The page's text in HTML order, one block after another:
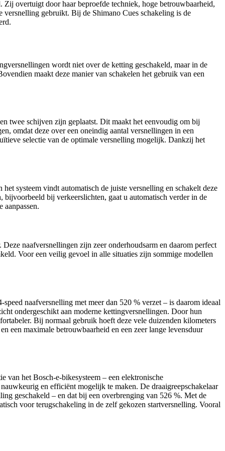
overtuigt door haar beproefde techniek, hoge betrouwbaarheid,
gebruikt. Bij de Shimano Cues schakeling is de
wordt niet over de ketting geschakeld, maar in de
maakt deze manier van schakelen het gebruik van een
twee schijven zijn geplaatst. Dit maakt het eenvoudig om bij
omdat deze over een oneindig aantal versnellingen in een
selectie van de optimale versnelling mogelijk. Dankzij het
systeem vindt automatisch de juiste versnelling en schakelt deze
bij verkeerslichten, gaat u automatisch verder in de
naafversnellingen zijn zeer onderhoudsarm en daarom perfect
Voor een veilig gevoel in alle situaties zijn sommige modellen
naafversnelling met meer dan 520 % verzet – is daarom ideaal
ondergeschikt aan moderne kettingversnellingen. Door hun
Bij normaal gebruik hoeft deze vele duizenden kilometers
een maximale betrouwbaarheid en een zeer lange levensduur
van het Bosch-e-bikesysteem – een elektronische
en efficiënt mogelijk te maken. De draaigreepschakelaar
geschakeld – en dat bij een overbrenging van 526 %. Met de
voor terugschakeling in de zelf gekozen startversnelling. Vooral